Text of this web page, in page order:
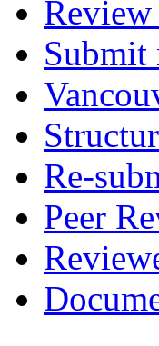
Submit
Re-
Peer